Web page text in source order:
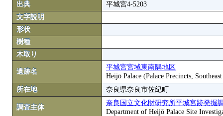
出典
平城宮4-5203
文字説明
形状
樹種
木取り
遺跡名
平城宮宮域東南隅地区
Heijō Palace (Palace Precincts,
所在地
奈良県奈良市佐紀町
調査主体
奈良国立文化財研究所平城宮跡発掘
Department of Heijō Palace Site